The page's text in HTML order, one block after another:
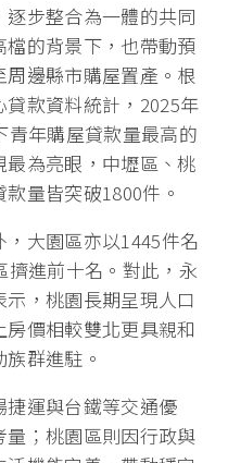
步整合為一體的共同
的背景下，也帶動預
邊縣市購屋置產。根
款資料統計，2025年
青年購屋貸款量最高的
為亮眼，中壢區、桃
量皆突破1800件。
大園區亦以1445件名
擠進前十名。對此，永
，桃園長期呈現人口
價相較雙北更具親和
群進駐。
運與台鐵等交通優
；桃園區則因行政與